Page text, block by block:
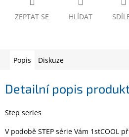
Dílna
spotřebiče
Počítače
a
Elektronika
ZEPTAT SE HLÍDAT
Popis Diskuze
Detailní popis
Step series
V podobě STEP série Vám 1stCOOL